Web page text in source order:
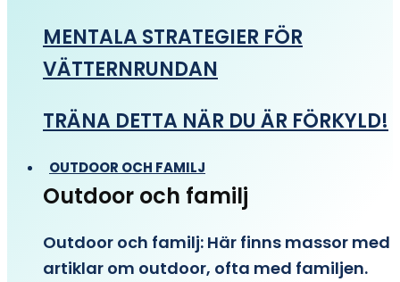
MENTALA STRATEGIER FÖR
VÄTTERNRUNDAN
TRÄNA DETTA NÄR DU ÄR FÖRKYLD!
OUTDOOR OCH FAMILJ
Outdoor och familj
Outdoor och familj: Här finns massor med
artiklar om outdoor, ofta med familjen.